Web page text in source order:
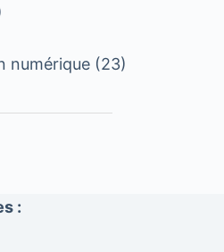
numérique(23)
: